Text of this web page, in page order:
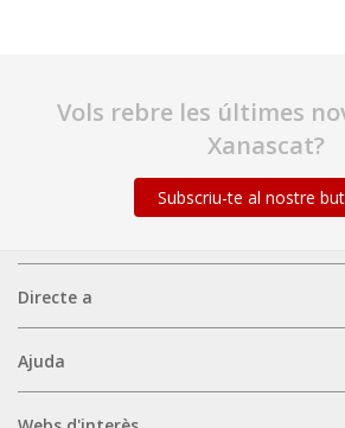
Vols rebre les últimes
Xanascat?
Subscriu-te al nostre
Directe
a
Directe a
Ajuda
(mobile)
Ajuda